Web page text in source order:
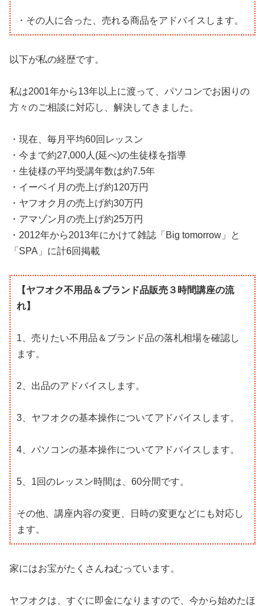
・その人に合った、売れる商品をアドバイスします。
以下が私の経歴です。
私は2001年から13年以上に渡って、パソコンでお困りの
方々のご相談に対応し、解決してきました。
・現在、毎月平均60回レッスン
・今まで約27,000人(延べ)の生徒様を指導
・生徒様の平均受講年数は約7.5年
・イーベイ月の売上げ約120万円
・ヤフオク月の売上げ約30万円
・アマゾン月の売上げ約25万円
・2012年から2013年にかけて雑誌「Big tomorrow」と
「SPA」に計6回掲載
【ヤフオク不用品＆ブランド品販売３時間講座の流
れ】
1、売りたい不用品＆ブランド品の落札相場を確認し
ます。
2、出品のアドバイスします。
3、ヤフオクの基本操作についてアドバイスします。
4、パソコンの基本操作についてアドバイスします。
5、1回のレッスン時間は、60分間です。
その他、講座内容の変更、日時の変更などにも対応し
ます。
家にはお宝がたくさんねむっています。
ヤフオクは、すぐに即金になりますので、今から始めたほ